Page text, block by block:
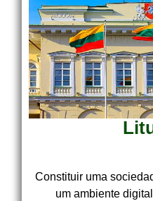
Constituir uma
um ambiente